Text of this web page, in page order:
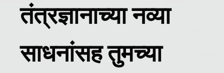
तंत्रज्ञानाच्या नव्या
साधनांसह तुमच्या